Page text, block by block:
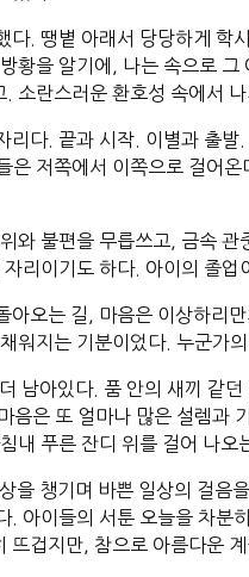
다. 땡볕 아래서 당당하게
황을 알기에, 나는 속으로
소란스러운 환호성 속에서
리다. 끝과 시작. 이별과 출
은 저쪽에서 이쪽으로 걸어
와 불편을 무릅쓰고, 금속
리이기도 하다. 아이의 졸
아오는 길, 마음은 이상하리
워지는 기분이었다. 누군가
남아있다. 품 안의 새끼 같
음은 또 얼마나 많은 설렘과
내 푸른 잔디 위를 걸어 나오
을 챙기며 바쁜 일상의 걸
. 아이들의 서툰 오늘을 차
뜨겁지만, 참으로 아름다운 계